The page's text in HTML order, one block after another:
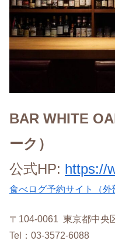
BAR WHITE
ーク）
公式HP: https://
食べログ予約サイト（外
〒104‐0061 東京都中央
Tel：03-3572-6088